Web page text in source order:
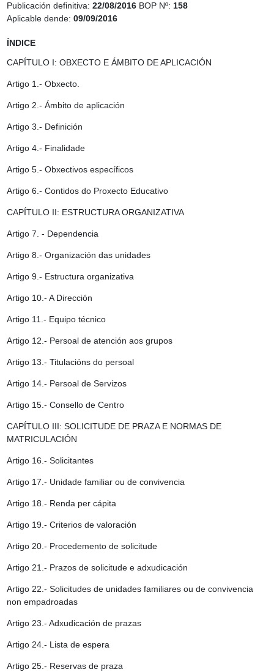
Publicación definitiva: 22/08/2016 BOP Nº: 158
Aplicable dende: 09/09/2016
ÍNDICE
CAPÍTULO I: OBXECTO E ÁMBITO DE APLICACIÓN
Artigo 1.- Obxecto.
Artigo 2.- Ámbito de aplicación
Artigo 3.- Definición
Artigo 4.- Finalidade
Artigo 5.- Obxectivos específicos
Artigo 6.- Contidos do Proxecto Educativo
CAPÍTULO II: ESTRUCTURA ORGANIZATIVA
Artigo 7. - Dependencia
Artigo 8.- Organización das unidades
Artigo 9.- Estructura organizativa
Artigo 10.- A Dirección
Artigo 11.- Equipo técnico
Artigo 12.- Persoal de atención aos grupos
Artigo 13.- Titulacións do persoal
Artigo 14.- Persoal de Servizos
Artigo 15.- Consello de Centro
CAPÍTULO III: SOLICITUDE DE PRAZA E NORMAS DE
MATRICULACIÓN
Artigo 16.- Solicitantes
Artigo 17.- Unidade familiar ou de convivencia
Artigo 18.- Renda per cápita
Artigo 19.- Criterios de valoración
Artigo 20.- Procedemento de solicitude
Artigo 21.- Prazos de solicitude e adxudicación
Artigo 22.- Solicitudes de unidades familiares ou de convivencia
non empadroadas
Artigo 23.- Adxudicación de prazas
Artigo 24.- Lista de espera
Artigo 25.- Reservas de praza